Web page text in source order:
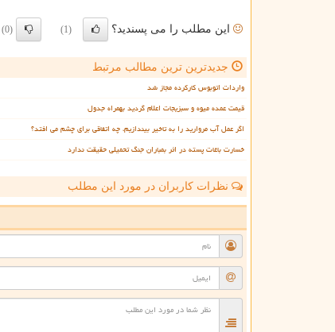
این مطلب را می پسندید؟ (1)
(0)
جدیدترین ترین مطالب مرتبط
واردات اتوبوس کارکرده مجاز شد
قیمت عمده میوه و سبزیجات اعلام گردید بهمراه جدول
اگر عمل آب مروارید را به تاخیر بیندازیم، چه اتفاقی برای چشم می افتد؟
خسارت باغات پسته در اثر بمباران جنگ تحمیلی حقیقت ندارد
نظرات کاربران در مورد این مطلب